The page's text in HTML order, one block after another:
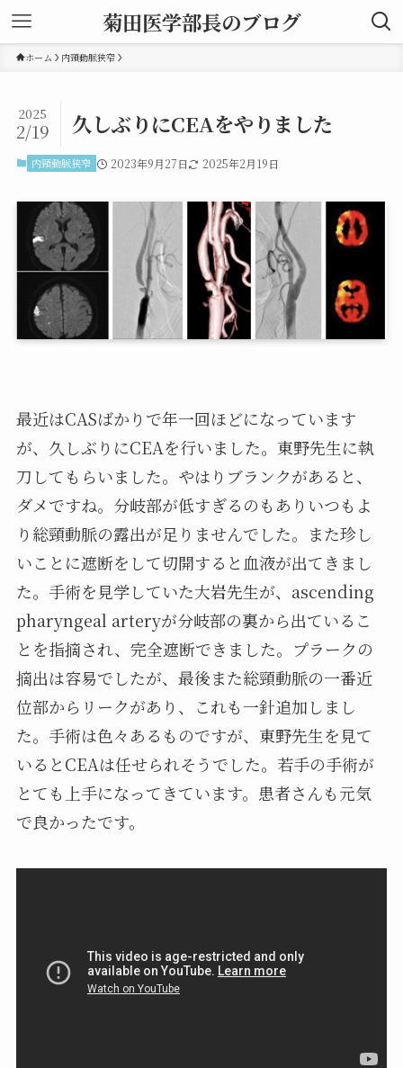
菊田医学部長のブログ
ホーム 内頸動脈狭窄
久しぶりにCEAをやりました
2025
2/19
内頸動脈狭窄 2023年9月27日 2025年2月19日
最近はCASばかりで年一回ほどになっています
が、久しぶりにCEAを行いました。東野先生に執
刀してもらいました。やはりブランクがあると、
ダメですね。分岐部が低すぎるのもありいつもよ
り総頸動脈の露出が足りませんでした。また珍し
いことに遮断をして切開すると血液が出てきまし
た。手術を見学していた大岩先生が、ascending
pharyngeal arteryが分岐部の裏から出ているこ
とを指摘され、完全遮断できました。プラークの
摘出は容易でしたが、最後また総頸動脈の一番近
位部からリークがあり、これも一針追加しまし
た。手術は色々あるものですが、東野先生を見て
いるとCEAは任せられそうでした。若手の手術が
とても上手になってきています。患者さんも元気
で良かったです。